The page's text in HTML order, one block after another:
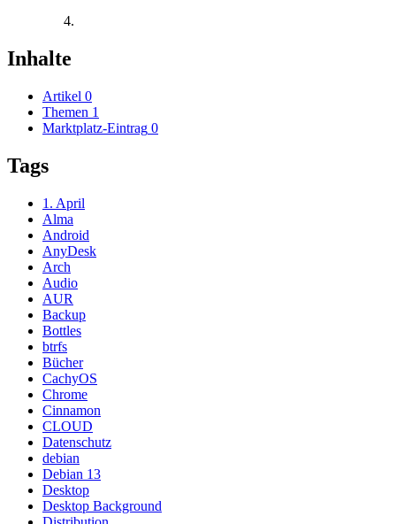
Inhalte
Artikel 0
Themen 1
Marktplatz-Eintrag 0
Tags
1. April
Alma
Android
AnyDesk
Arch
Audio
AUR
Backup
Bottles
btrfs
Bücher
CachyOS
Chrome
Cinnamon
CLOUD
Datenschutz
debian
Debian 13
Desktop
Desktop Background